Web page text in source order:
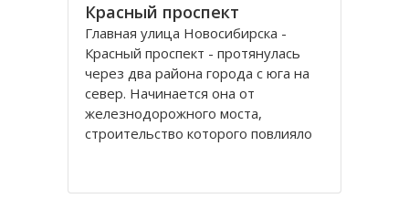
Красный проспект
Главная улица Новосибирска -
Красный проспект - протянулась
через два района города с юга на
север. Начинается она от
железнодорожного моста,
строительство которого повлияло
августе 1920 года, тогда